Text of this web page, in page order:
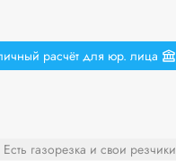
расчёт для юр. лица
Есть газорезка и свои резчики